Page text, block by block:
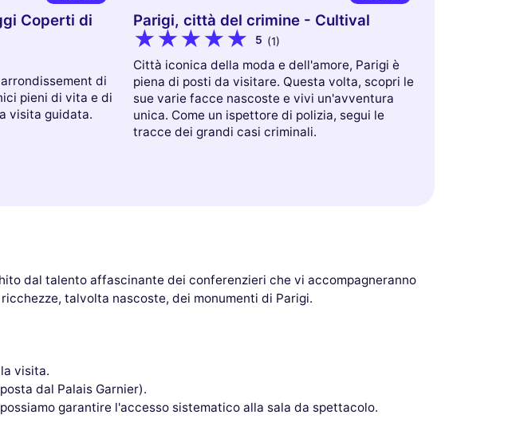
Coperti di
di
pieni di vita e di
visita guidata.
Parigi, città del crimine - Cultival
5 (1)
Città iconica della moda e dell'amore, Parigi è
piena di posti da visitare. Questa volta, scopri le
sue varie facce nascoste e vivi un'avventura
unica. Come un ispettore di polizia, segui le
tracce dei grandi casi criminali.
dal talento affascinante dei conferenzieri che vi accompagneranno
talvolta nascoste, dei monumenti di Parigi.
visita.
dal Palais Garnier).
garantire l'accesso sistematico alla sala da spettacolo.